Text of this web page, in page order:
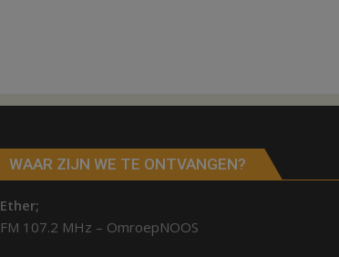
WAAR ZIJN WE TE ONTVANGEN?
Ether;
FM 107.2 MHz – OmroepNOOS